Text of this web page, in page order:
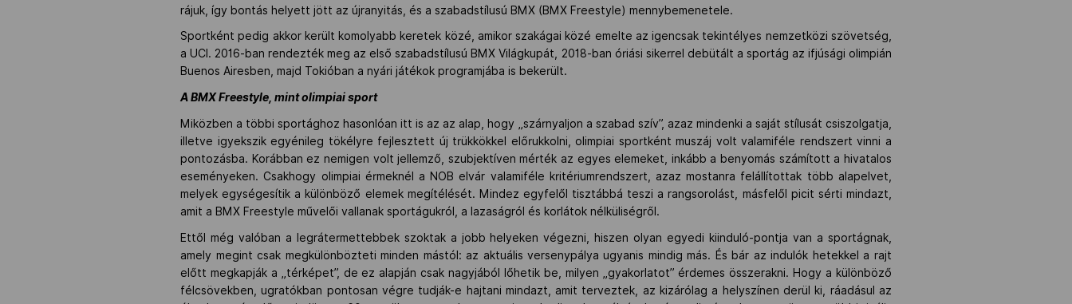
rájuk, így bontás helyett jött az újranyitás, és a szabadstílusú BMX (BMX Freestyle) mennybemenetele.
Sportként pedig akkor került komolyabb keretek közé, amikor szakágai közé emelte az igencsak tekintélyes nemzetközi szövetség,
a UCI. 2016-ban rendezték meg az első szabadstílusú BMX Világkupát, 2018-ban óriási sikerrel debütált a sportág az ifjúsági olimpián
Buenos Airesben, majd Tokióban a nyári játékok programjába is bekerült.
A BMX Freestyle, mint olimpiai sport
Miközben a többi sportághoz hasonlóan itt is az az alap, hogy „szárnyaljon a szabad szív”, azaz mindenki a saját stílusát csiszolgatja,
illetve igyekszik egyénileg tökélyre fejlesztett új trükkökkel előrukkolni, olimpiai sportként muszáj volt valamiféle rendszert vinni a
pontozásba. Korábban ez nemigen volt jellemző, szubjektíven mérték az egyes elemeket, inkább a benyomás számított a hivatalos
eseményeken. Csakhogy olimpiai érmeknél a NOB elvár valamiféle kritériumrendszert, azaz mostanra felállítottak több alapelvet,
melyek egységesítik a különböző elemek megítélését. Mindez egyfelől tisztábbá teszi a rangsorolást, másfelől picit sérti mindazt,
amit a BMX Freestyle művelői vallanak sportágukról, a lazaságról és korlátok nélküliségről.
Ettől még valóban a legrátermettebbek szoktak a jobb helyeken végezni, hiszen olyan egyedi kiinduló-pontja van a sportágnak,
amely megint csak megkülönbözteti minden mástól: az aktuális versenypálya ugyanis mindig más. És bár az indulók hetekkel a rajt
előtt megkapják a „térképet”, de ez alapján csak nagyjából lőhetik be, milyen „gyakorlatot” érdemes összerakni. Hogy a különböző
félcsövekben, ugratókban pontosan végre tudják-e hajtani mindazt, amit terveztek, az kizárólag a helyszínen derül ki, ráadásul az